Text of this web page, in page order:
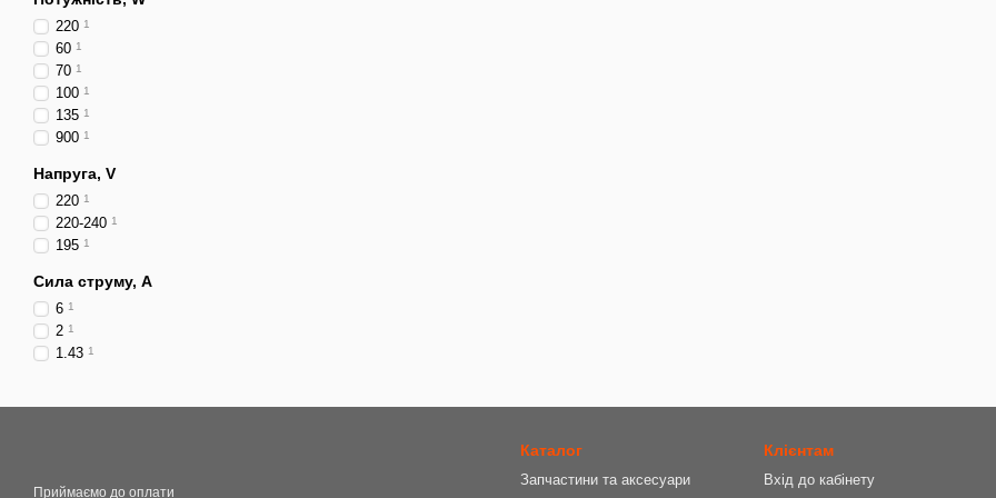
220 1
60 1
70 1
100 1
135 1
900 1
Напруга, V
220 1
220-240 1
195 1
Сила струму, A
6 1
2 1
1.43 1
Приймаємо до оплати
Каталог
Запчастини та аксесуари
Клієнтам
Вхід до кабінету